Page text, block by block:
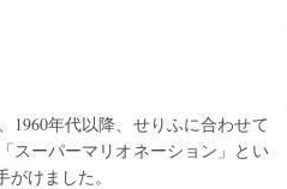
1960年代以降、せりふに合わせて
スーパーマリオネーション」とい
けました。